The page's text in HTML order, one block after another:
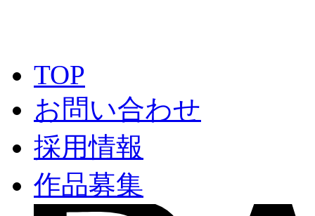
TOP
お問い合わせ
採用情報
作品募集